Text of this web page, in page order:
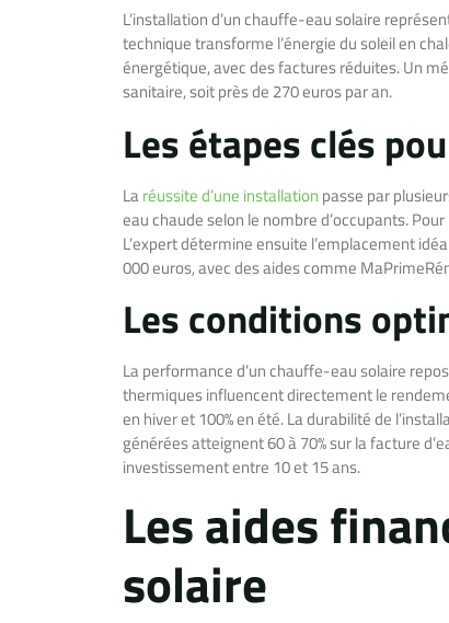
L’installation d’un chauffe-eau solaire
technique transforme l’énergie du soleil en
énergétique, avec des factures réduites. Un
sanitaire, soit près de 270 euros par an.
Les étapes clés
Laréussite d’une installation passe par
eau chaude selon le nombre d’occupants.
L’expert détermine ensuite l’emplacement
000 euros, avec des aides comme
Les conditions
La performance d’un chauffe-eau solaire
thermiques influencent directement le
en hiver et 100% en été. La durabilité de
générées atteignent 60 à 70% sur la facture
investissement entre 10 et 15 ans.
Les aides
solaire